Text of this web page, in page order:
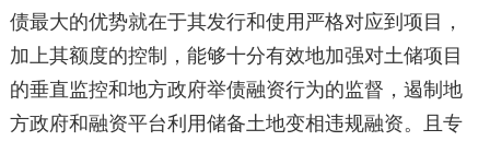
债最大的优势就在于其发行和使用严格对应到项目，
加上其额度的控制，能够十分有效地加强对土储项目
的垂直监控和地方政府举债融资行为的监督，遏制地
方政府和融资平台利用储备土地变相违规融资。且专